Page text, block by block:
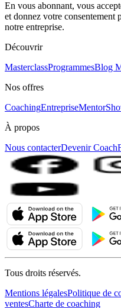
En vous abonnant, vous
et donnez votre consentement
notre entreprise.
Découvrir
MasterclassProgrammesBlog
Nos offres
CoachingEntreprise
À propos
Nous contacterDevenir Coach
Tous droits réservés.
Mentions légalesPolitique de
ventesCharte de coaching